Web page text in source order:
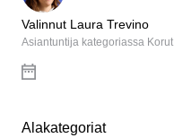
Valinnut Laura Trevino
Asiantuntija kategoriassa Korut
Alakategoriat